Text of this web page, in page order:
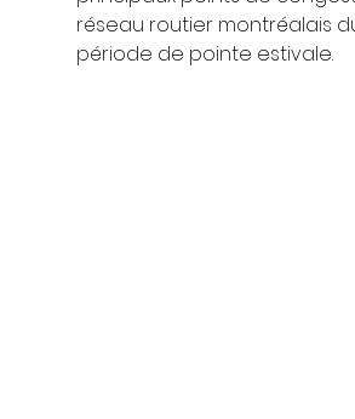
réseau routier montréalais
période de pointe estivale.